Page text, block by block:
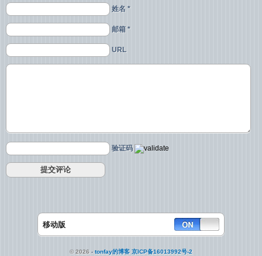
姓名 *
邮箱 *
URL
验证码
移动版
© 2026 -tonfay的博客 京ICP备16013992号-2